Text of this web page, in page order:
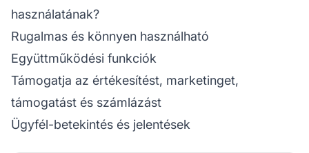
használatának?
Rugalmas és könnyen használható
Együttműködési funkciók
Támogatja az értékesítést, marketinget,
támogatást és számlázást
Ügyfél-betekintés és jelentések